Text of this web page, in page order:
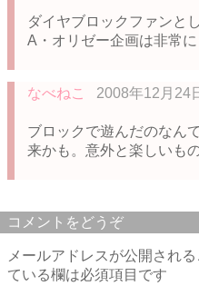
ダイヤブロックファンと
A・オリゼー企画は非常に
なべねこ 2008年12月24
ブロックで遊んだのなん
来かも。意外と楽しいも
コメントをどうぞ
メールアドレスが公開される
ている欄は必須項目です